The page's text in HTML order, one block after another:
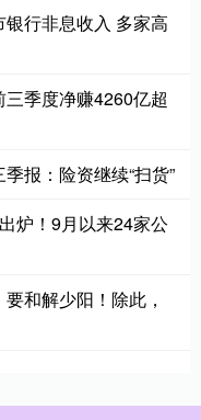
行非息收入 多家高
季度净赚4260亿超
报：险资继续“扫货”
炉！9月以来24家公
和解少阳！除此，